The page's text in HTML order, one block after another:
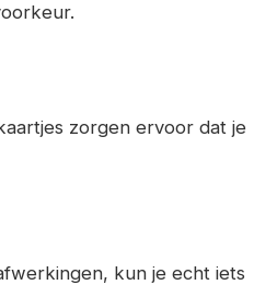
zorgen ervoor dat je
kun je echt iets